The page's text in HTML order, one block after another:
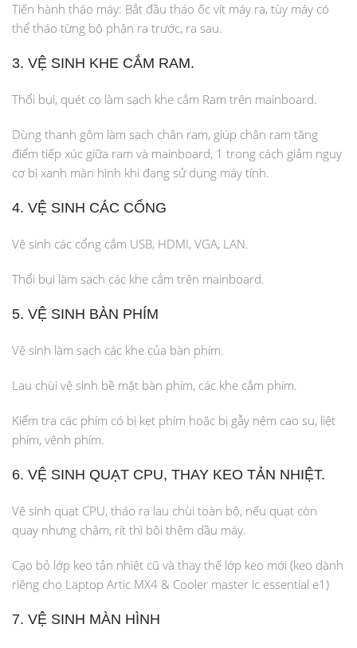
Tiến hành tháo máy: Bắt đầu tháo ốc vít máy ra, tùy máy có
thể tháo từng bộ phận ra trước, ra sau.
3. VỆ SINH KHE CẮM RAM.
Thổi bụi, quét cọ làm sạch khe cắm Ram trên mainboard.
Dùng thanh gôm làm sạch chân ram, giúp chân ram tăng
điểm tiếp xúc giữa ram và mainboard, 1 trong cách giảm nguy
cơ bị xanh màn hình khi đang sử dụng máy tính.
4. VỆ SINH CÁC CỔNG
Vệ sinh các cổng cắm USB, HDMI, VGA, LAN.
Thổi bụi làm sạch các khe cắm trên mainboard.
5. VỆ SINH BÀN PHÍM
Vệ sinh làm sạch các khe của bàn phím.
Lau chùi vệ sinh bề mặt bàn phím, các khe cắm phím.
Kiểm tra các phím có bị kẹt phím hoặc bị gẫy nệm cao su, liệt
phím, vênh phím.
6. VỆ SINH QUẠT CPU, THAY KEO TẢN NHIỆT.
Vệ sinh quạt CPU, tháo ra lau chùi toàn bộ, nếu quạt còn
quay nhưng chậm, rít thì bôi thêm dầu máy.
Cạo bỏ lớp keo tản nhiệt cũ và thay thế lớp keo mới (keo dành
riêng cho Laptop Artic MX4 & Cooler master ic essential e1)
7. VỆ SINH MÀN HÌNH